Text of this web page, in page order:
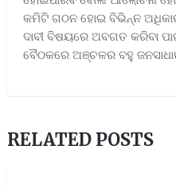
କମିଟି ଗଠନ ହୋଇ ବିଭିନ୍ନ
ଦାବୀ ବିଷୟରେ ଅବଗତ କରିବା
ବୈଠକରେ ଅଞ୍ଚଳର ବହୁ
RELATED POSTS